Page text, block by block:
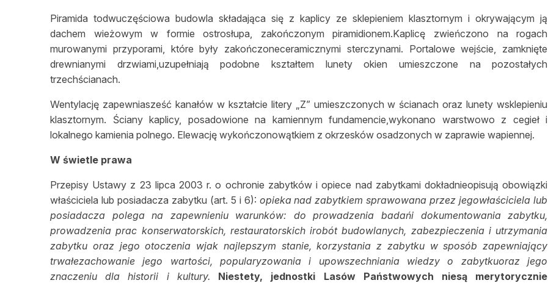
Piramida todwuczęściowa budowla składająca się z kaplicy ze sklepieniem klasztornym i okrywającym ją
dachem wieżowym w formie ostrosłupa, zakończonym piramidionem.Kaplicę zwieńczono na rogach
murowanymi przyporami, które były zakończoneceramicznymi sterczynami. Portalowe wejście, zamknięte
drewnianymi drzwiami,uzupełniają podobne kształtem lunety okien umieszczone na pozostałych
trzechścianach.
Wentylację zapewniasześć kanałów w kształcie litery „Z” umieszczonych w ścianach oraz lunety wsklepieniu
klasztornym. Ściany kaplicy, posadowione na kamiennym fundamencie,wykonano warstwowo z cegieł i
lokalnego kamienia polnego. Elewację wykończonowątkiem z okrzesków osadzonych w zaprawie wapiennej.
W świetle prawa
Przepisy Ustawy z 23 lipca 2003 r. o ochronie zabytków i opiece nad zabytkami dokładnieopisują obowiązki
właściciela lub posiadacza zabytku (art. 5 i 6): opieka nad zabytkiem sprawowana przez jegowłaściciela lub
posiadacza polega na zapewnieniu warunków: do prowadzenia badańi dokumentowania zabytku,
prowadzenia prac konserwatorskich, restauratorskich irobót budowlanych, zabezpieczenia i utrzymania
zabytku oraz jego otoczenia wjak najlepszym stanie, korzystania z zabytku w sposób zapewniający
trwałezachowanie jego wartości, popularyzowania i upowszechniania wiedzy o zabytkuoraz jego
znaczeniu dla historii i kultury. Niestety, jednostki Lasów Państwowych niesą merytorycznie